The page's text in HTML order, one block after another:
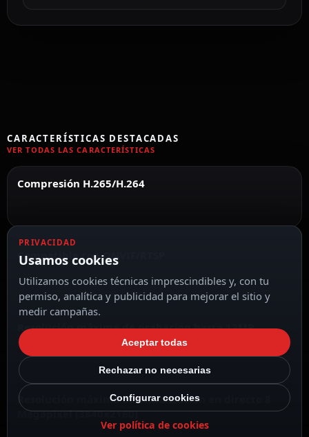
CARACTERÍSTICAS DESTACADAS
VER TODAS LAS CARACTERÍSTICAS
Compresión H.265/H.264
Compatible con ONVIF/RTSP
Resolución máxima de grabación hasta 12MP
Resolución máxima de visualización en directo 8
Megapíxel (3840x2160)
PRIVACIDAD
Usamos cookies
Utilizamos cookies técnicas imprescindibles y, con tu
permiso, analítica y publicidad para mejorar el sitio y
medir campañas.
Aceptar todas
Rechazar no necesarias
Configurar cookies
Ver política de cookies